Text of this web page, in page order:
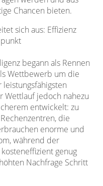
Chancen bieten.
sich aus: Effizienz
begann als Rennen
Wettbewerb um die
Wettlauf jedoch nahezu
entwickelt: zu
die
enorme und
während der
genug
Nachfrage Schritt